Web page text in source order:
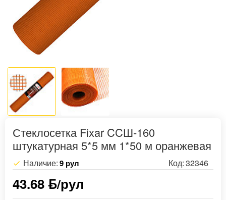
Стеклосетка Fixar CCШ-160
штукатурная 5*5 мм 1*50 м оранжевая
43.68 ƃ/рул
Наличие:9 рул Код:32346